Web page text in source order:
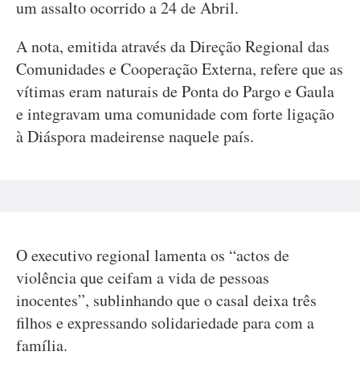
um assalto ocorrido a 24 de Abril.
A nota, emitida através da Direção Regional das
Comunidades e Cooperação Externa, refere que as
vítimas eram naturais de Ponta do Pargo e Gaula
e integravam uma comunidade com forte ligação
à Diáspora madeirense naquele país.
O executivo regional lamenta os “actos de
violência que ceifam a vida de pessoas
inocentes”, sublinhando que o casal deixa três
filhos e expressando solidariedade para com a
família.